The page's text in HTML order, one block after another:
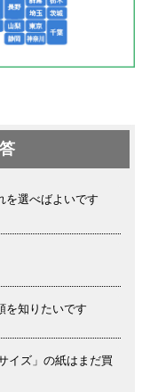
を選べばよいです
を知りたいです
イズ」の紙はまだ買